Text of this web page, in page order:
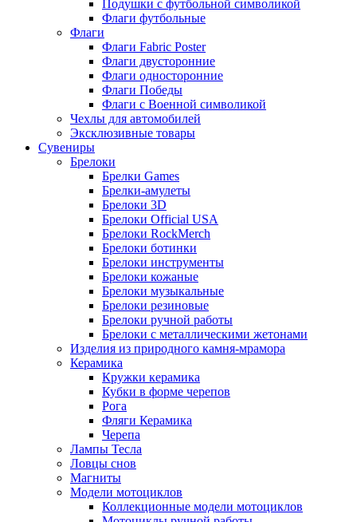
Подушки с футбольной символикой
Флаги футбольные
Флаги
Флаги Fabric Poster
Флаги двусторонние
Флаги односторонние
Флаги Победы
Флаги с Военной символикой
Чехлы для автомобилей
Эксклюзивные товары
Сувениры
Брелоки
Брелки Games
Брелки-амулеты
Брелоки 3D
Брелоки Official USA
Брелоки RockMerch
Брелоки ботинки
Брелоки инструменты
Брелоки кожаные
Брелоки музыкальные
Брелоки резиновые
Брелоки ручной работы
Брелоки с металлическими жетонами
Изделия из природного камня-мрамора
Керамика
Кружки керамика
Кубки в форме черепов
Рога
Фляги Керамика
Черепа
Лампы Тесла
Ловцы снов
Магниты
Модели мотоциклов
Коллекционные модели мотоциклов